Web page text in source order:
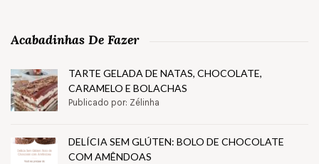
Acabadinhas De Fazer
TARTE GELADA DE NATAS, CHOCOLATE,
CARAMELO E BOLACHAS
Publicado por: Zélinha
DELÍCIA SEM GLÚTEN: BOLO DE CHOCOLATE
COM AMÊNDOAS